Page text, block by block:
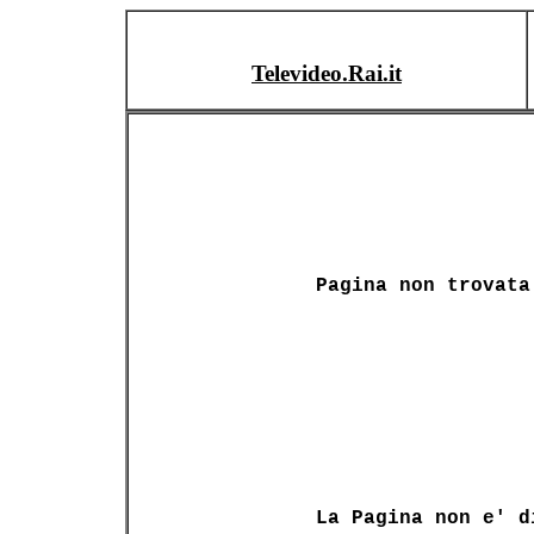
Televideo.Rai.it
Pagina non trovata
La Pagina non e'